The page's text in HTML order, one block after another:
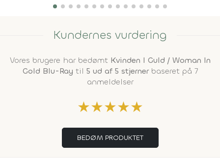
Kundernes vurdering
Vores brugere har bedømt Kvinden I Guld / Woman In
Gold Blu-Ray til 5 ud af 5 stjernerbaseret på 7
anmeldelser
★★★★★
BEDØM PRODUKTET